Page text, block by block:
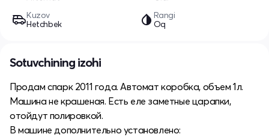
Kuzov
Hetchbek
Rangi
Oq
Sotuvchining izohi
Продам спарк 2011 года. Автомат коробка, объем 1л.
Машина не крашеная. Есть еле заметные царапки,
отойдут полировкой.
В машине дополнительно установлено: